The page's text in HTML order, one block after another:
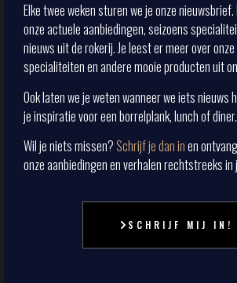
Elke twee weken sturen we je onze
onze actuele aanbiedingen, seizoens
nieuws uit de rokerij. Je leest er meer over
specialiteiten en andere mooie producten uit
Ook laten we je weten wanneer we iets nieuws
je inspiratie voor een borrelplank, lunch of diner.
Wil je niets missen?Schrijf je dan inen
onze aanbiedingen en verhalen rechtstreeks in
SCHRIJF MIJ IN!